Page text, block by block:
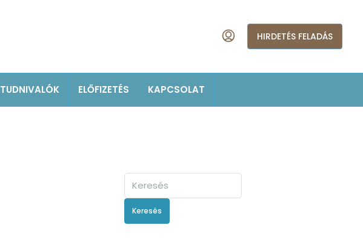
HIRDETÉS FELADÁS
TUDNIVALÓK ELŐFIZETÉS KAPCSOLAT
Keresés